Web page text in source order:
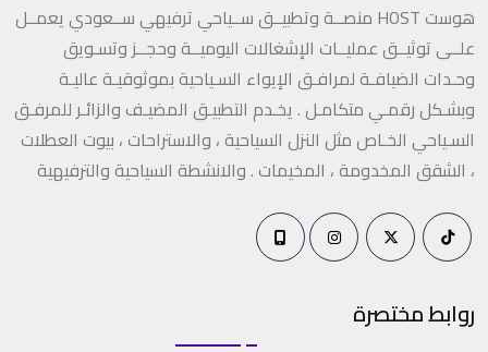
هوست HOST منصــة وتطبيــق ســياحي ترفيهي ســعودي يعمــل
علــى توثيــق عمليــات الإشغالات اليوميــة وحجــز وتسـويق
وحـدات الضيافـة لمرافـق الإيواء السـياحية بموثوقيـة عاليـة
وبشـكل رقمـي متكامـل . يخـدم التطبيـق المضيـف والزائـر للمرفـق
السـياحي الخـاص مثل النزل السياحية ، والاستراحات ، بيوت العطلات
، الشقق المخدومة ، المخيمات . والانشطة السياحية والترفيهية
روابط مختصرة